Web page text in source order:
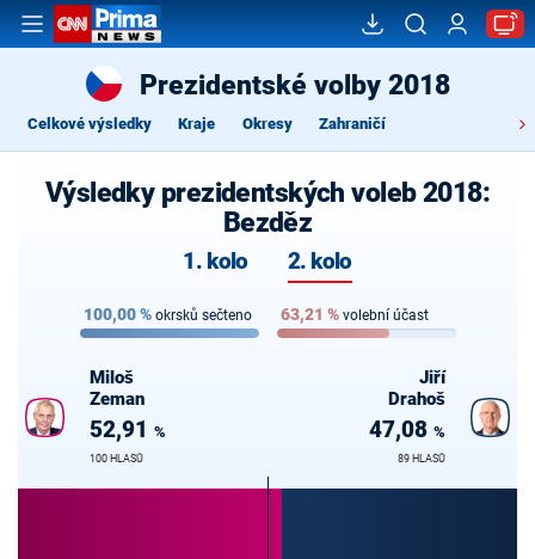
Prezidentské volby 2018
Celkové výsledky Kraje Okresy Zahraničí
Výsledky prezidentských voleb 2018:
Bezděz
1. kolo 2. kolo
100,00% okrsků sečteno 63,21 % volební účast
Miloš
Zeman
52,91 %
100 HLASŮ
Jiří
Drahoš
47,08 %
89 HLASŮ